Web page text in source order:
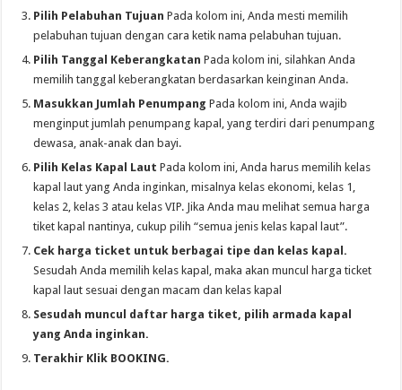
Pilih Pelabuhan Tujuan Pada kolom ini, Anda mesti memilih
pelabuhan tujuan dengan cara ketik nama pelabuhan tujuan.
Pilih Tanggal Keberangkatan Pada kolom ini, silahkan Anda
memilih tanggal keberangkatan berdasarkan keinginan Anda.
Masukkan Jumlah Penumpang Pada kolom ini, Anda wajib
menginput jumlah penumpang kapal, yang terdiri dari penumpang
dewasa, anak-anak dan bayi.
Pilih Kelas Kapal Laut Pada kolom ini, Anda harus memilih kelas
kapal laut yang Anda inginkan, misalnya kelas ekonomi, kelas 1,
kelas 2, kelas 3 atau kelas VIP. Jika Anda mau melihat semua harga
tiket kapal nantinya, cukup pilih “semua jenis kelas kapal laut”.
Cek harga ticket untuk berbagai tipe dan kelas kapal.
Sesudah Anda memilih kelas kapal, maka akan muncul harga ticket
kapal laut sesuai dengan macam dan kelas kapal
Sesudah muncul daftar harga tiket, pilih armada kapal
yang Anda inginkan.
Terakhir Klik BOOKING.